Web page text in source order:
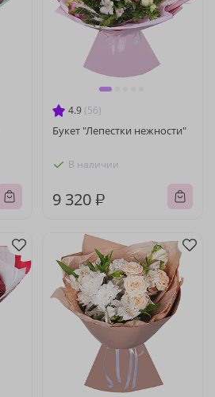
4.9 (56)
Букет "Лепестки нежности"
В наличии
9 320 ₽